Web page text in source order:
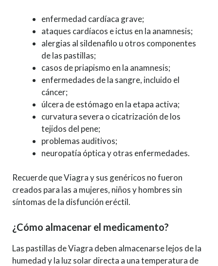
enfermedad cardíaca grave;
ataques cardíacos e ictus en la anamnesis;
alergias al sildenafilo u otros componentes
de las pastillas;
casos de priapismo en la anamnesis;
enfermedades de la sangre, incluido el
cáncer;
úlcera de estómago en la etapa activa;
curvatura severa o cicatrización de los
tejidos del pene;
problemas auditivos;
neuropatía óptica y otras enfermedades.
Recuerde que Viagra y sus genéricos no fueron
creados para las a mujeres, niños y hombres sin
síntomas de la disfunción eréctil.
¿Cómo almacenar el medicamento?
Las pastillas de Viagra deben almacenarse lejos de la
humedad y la luz solar directa a una temperatura de